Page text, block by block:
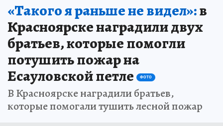
«Такого я раньше не видел»:в
Красноярске наградили двух
братьев, которые помогли
потушить пожар на
Есауловской петле
ФОТО
В Красноярске наградили братьев,
которые помогали тушить лесной пожар